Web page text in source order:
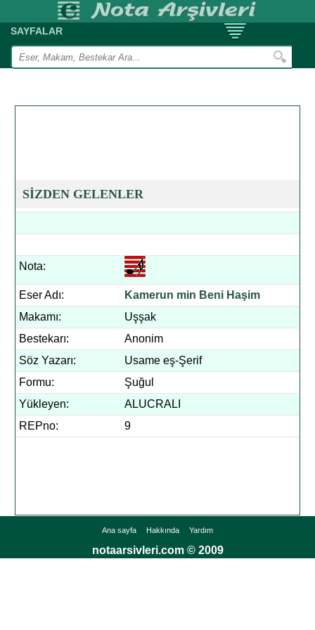
SAYFALAR
SİZDEN GELENLER
Nota:
Eser Adı:
Kamerun min Beni Haşim
Makamı:
Uşşak
Bestekarı:
Anonim
Söz Yazarı:
Usame eş-Şerif
Formu:
Şuğul
Yükleyen:
ALUCRALI
REPno:
9
Ana sayfa Hakkında Yardım
notaarsivleri.com © 2009